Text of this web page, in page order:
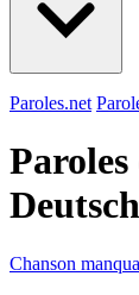
Paroles.net
Chanson